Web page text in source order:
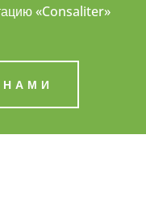
«Consaliter»